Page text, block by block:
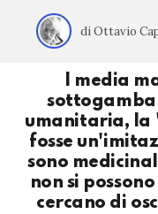
di Ottavio
I media
sottogamba
umanitaria, la
fosse
sono
non si
cercano di